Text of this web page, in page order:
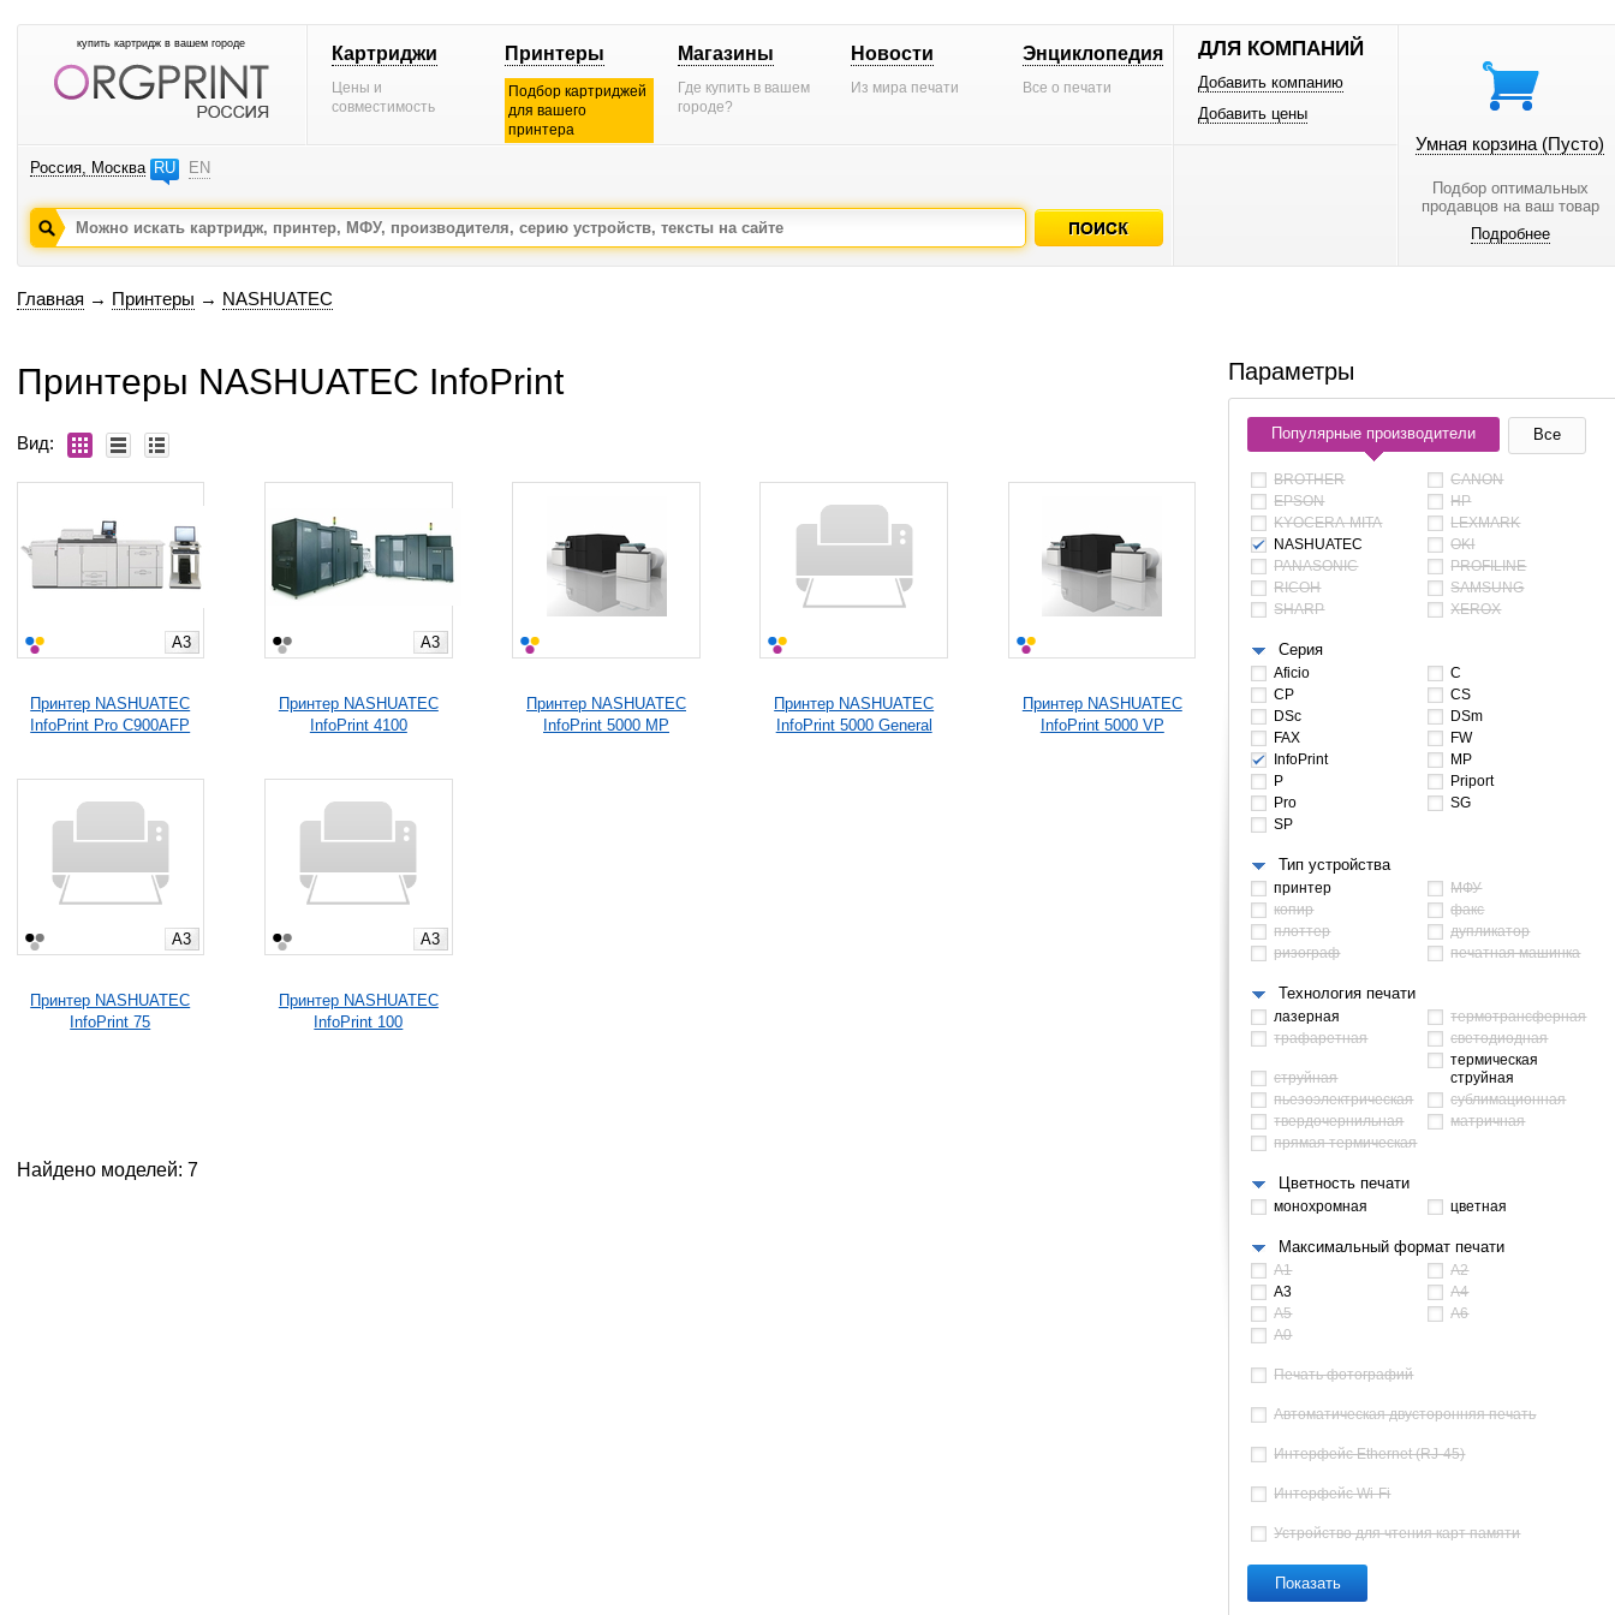
купить картридж в вашем городе Картриджи
Цены и
совместимость
Принтеры
Подбор картриджей
для вашего
принтера
Магазины
Где купить в вашем
городе?
Новости
Из мира печати
Энциклопедия
Все о печати
Россия, Москва RU EN
ДЛЯ КОМПАНИЙ
Добавить компанию
Добавить цены
Умная корзина (Пусто)
Подбор оптимальных
продавцов на ваш товар
Подробнее
Главная → Принтеры → NASHUATEC
Принтеры NASHUATEC InfoPrint
Вид:
A3
Принтер NASHUATEC
InfoPrint Pro C900AFP
A3
Принтер NASHUATEC
InfoPrint 4100
Принтер NASHUATEC
InfoPrint 5000 MP
Принтер NASHUATEC
InfoPrint 5000 General
Принтер NASHUATEC
InfoPrint 5000 VP
A3
Принтер NASHUATEC
InfoPrint 75
A3
Принтер NASHUATEC
InfoPrint 100
Найдено моделей: 7
Параметры
Популярные производители Все
BROTHER
CANON
EPSON
HP
KYOCERA-MITA
LEXMARK
NASHUATEC
OKI
PANASONIC
PROFILINE
RICOH
SAMSUNG
SHARP
XEROX
Серия
Aficio
C
CP
CS
DSc
DSm
FAX
FW
InfoPrint
MP
P
Priport
Pro
SG
SP
Тип устройства
принтер
МФУ
копир
факс
плоттер
дупликатор
ризограф
печатная машинка
Технология печати
лазерная
термотрансферная
трафаретная
светодиодная
струйная
термическая
струйная
пьезоэлектрическая
сублимационная
твердочернильная
матричная
прямая термическая
Цветность печати
монохромная цветная
Максимальный формат печати
A1
A2
A3
A4
A5
A6
A0
Печать фотографий
Автоматическая двусторонняя печать
Интерфейс Ethernet (RJ-45)
Интерфейс Wi-Fi
Устройство для чтения карт памяти
Показать